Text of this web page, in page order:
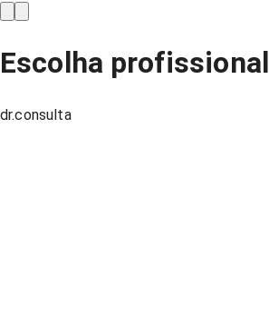
Escolha
dr.consulta